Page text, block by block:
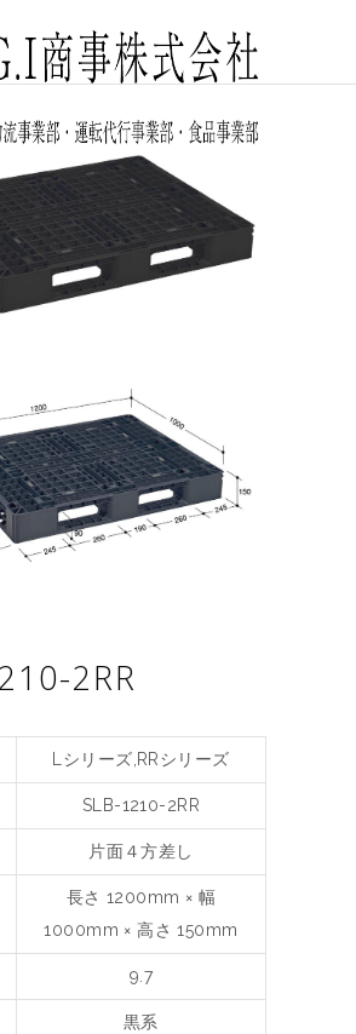
2RR
Lシリーズ,RRシリーズ
SLB-1210-2RR
片面４方差し
長さ 1200mm × 幅
1000mm × 高さ 150mm
9.7
黒系